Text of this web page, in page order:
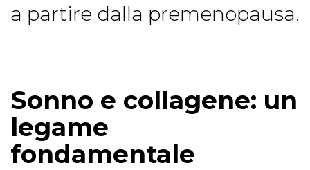
a partire dalla premenopausa.
Sonno e collagene: un
legame
fondamentale